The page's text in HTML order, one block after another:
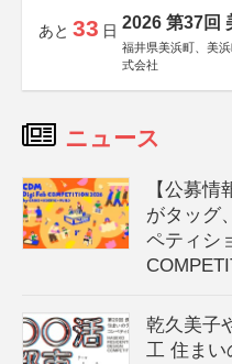
あと 33 日 2026 第37回
福井県美浜町、美
式会社
ニュース
【公募
がタッグ
ペティシ
乾久美子
工 住まい